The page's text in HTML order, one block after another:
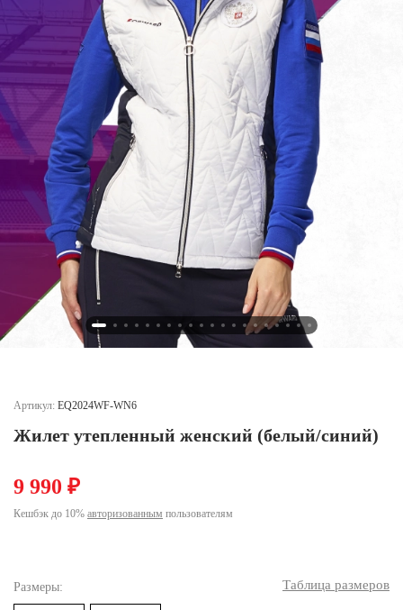
Омская область (5)
Республика Башкортостан (3)
Республика Крым (1)
Республика Татарстан (2)
Ростовская область (2)
Самарская область (1)
Санкт-Петербург и ЛО (3)
Саратовская область (1)
Свердловская область (5)
Северная Осетия (2)
Смоленская область (1)
Ставропольский край (5)
Томская область (1)
Тульская область (1)
Тюменская область (3)
Артикул: EQ2024WF-WN6
Жилет утепленный женский (белый/синий)
9 990 ₽
Кешбэк до 10% авторизованным пользователям
Размеры: Таблица размеров